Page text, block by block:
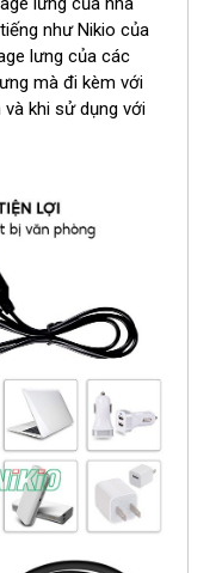
như Nikio của
lưng của các
mà đi kèm với
khi sử dụng với